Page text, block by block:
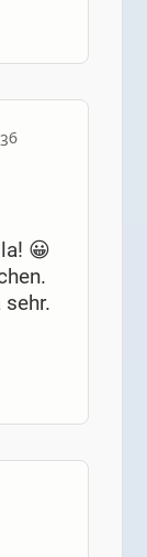
😀